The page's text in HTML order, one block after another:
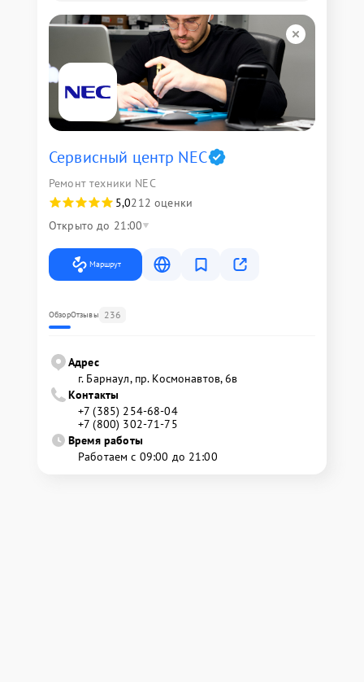
Сервисный центр NEC
Ремонт техники NEC
5,0212 оценки
Открыто до 21:00
Маршрут
ОбзорОтзывы 236
Адрес
г. Барнаул, ​пр. Космонавтов, 6в
Контакты
+7 (385) 254-68-04
+7 (800) 302-71-75
Время работы
Работаем с 09:00 до 21:00